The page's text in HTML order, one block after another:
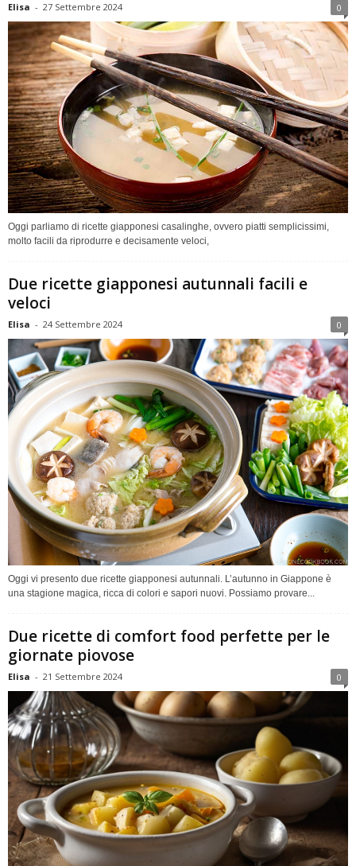
Elisa - 27 Settembre 2024 0
Oggi parliamo di ricette giapponesi casalinghe, ovvero piatti semplicissimi,
molto facili da riprodurre e decisamente veloci,
Due ricette giapponesi autunnali facili e
veloci
Elisa - 24 Settembre 2024 0
Oggi vi presento due ricette giapponesi autunnali. L’autunno in Giappone è
una stagione magica, ricca di colori e sapori nuovi. Possiamo provare...
Due ricette di comfort food perfette per le
giornate piovose
Elisa - 21 Settembre 2024 0